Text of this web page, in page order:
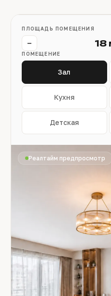
ПЛОЩАДЬ ПОМЕЩЕНИЯ
− 18
ПОМЕЩЕНИЕ
Зал
Кухня
Детская
Реалтайм предпросмотр